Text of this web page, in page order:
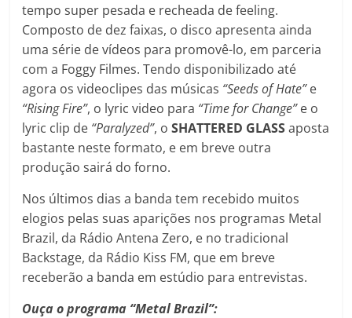
tempo super pesada e recheada de feeling.
Composto de dez faixas, o disco apresenta ainda
uma série de vídeos para promovê-lo, em parceria
com a Foggy Filmes. Tendo disponibilizado até
agora os videoclipes das músicas “Seeds of Hate”e
“Rising Fire”, o lyric video para “Time for Change”e o
lyric clip de “Paralyzed”, oSHATTERED GLASSaposta
bastante neste formato, e em breve outra
produção sairá do forno.
Nos últimos dias a banda tem recebido muitos
elogios pelas suas aparições nos programas Metal
Brazil, da Rádio Antena Zero, e no tradicional
Backstage, da Rádio Kiss FM, que em breve
receberão a banda em estúdio para entrevistas.
Ouça o programa “Metal Brazil”: